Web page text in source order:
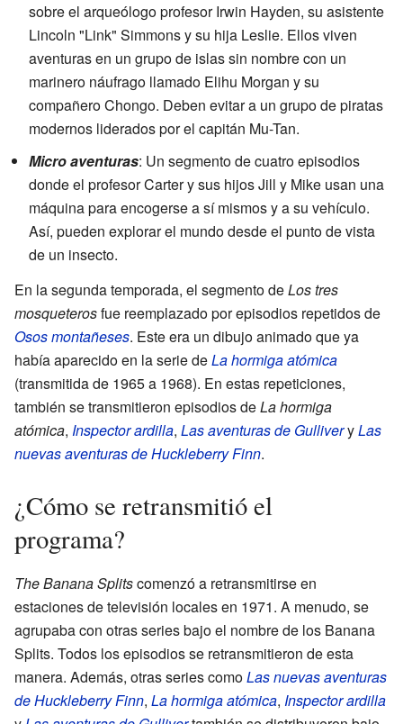
sobre el arqueólogo profesor Irwin Hayden, su asistente
Lincoln "Link" Simmons y su hija Leslie. Ellos viven
aventuras en un grupo de islas sin nombre con un
marinero náufrago llamado Elihu Morgan y su
compañero Chongo. Deben evitar a un grupo de piratas
modernos liderados por el capitán Mu-Tan.
Micro aventuras: Un segmento de cuatro episodios
donde el profesor Carter y sus hijos Jill y Mike usan una
máquina para encogerse a sí mismos y a su vehículo.
Así, pueden explorar el mundo desde el punto de vista
de un insecto.
En la segunda temporada, el segmento deLos tres
mosqueterosfue reemplazado por episodios repetidos de
Osos montañeses. Este era un dibujo animado que ya
había aparecido en la serie deLa hormiga atómica
(transmitida de 1965 a 1968). En estas repeticiones,
también se transmitieron episodios deLa hormiga
atómica, Inspector ardilla, Las aventuras de GulliveryLas
nuevas aventuras de Huckleberry Finn.
¿Cómo se retransmitió el
programa?
The Banana Splitscomenzó a retransmitirse en
estaciones de televisión locales en 1971. A menudo, se
agrupaba con otras series bajo el nombre de los Banana
Splits. Todos los episodios se retransmitieron de esta
manera. Además, otras series comoLas nuevas aventuras
de Huckleberry Finn, La hormiga atómica, Inspector ardilla